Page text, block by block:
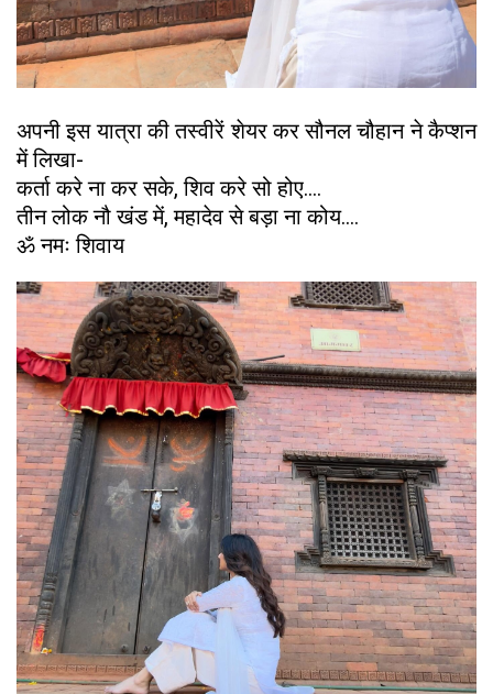
अपनी इस यात्रा की तस्वीरें शेयर कर सौनल चौहान ने कैप्शन
में लिखा-
कर्ता करे ना कर सके, शिव करे सो होए….
तीन लोक नौ खंड में, महादेव से बड़ा ना कोय….
ॐ नमः शिवाय